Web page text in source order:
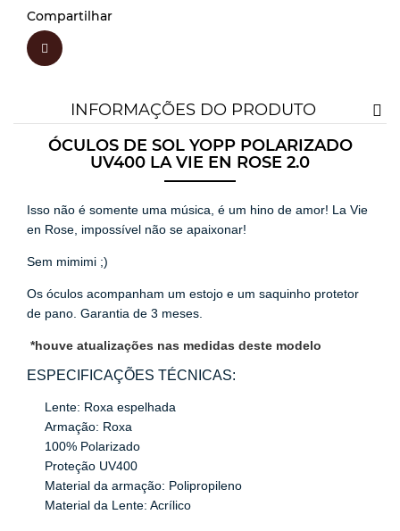
Compartilhar
INFORMAÇÕES DO PRODUTO
ÓCULOS DE SOL YOPP POLARIZADO
UV400 LA VIE EN ROSE 2.0
Isso não é somente uma música, é um hino de amor! La Vie
en Rose, impossível não se apaixonar!
Sem mimimi ;)
Os óculos acompanham um estojo e um saquinho protetor
de pano. Garantia de 3 meses.
*houve atualizações nas medidas deste modelo
ESPECIFICAÇÕES TÉCNICAS:
Lente: Roxa espelhada
Armação: Roxa
100% Polarizado
Proteção UV400
Material da armação: Polipropileno
Material da Lente: Acrílico